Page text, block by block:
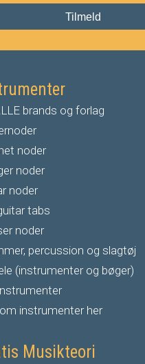
Tilmeld
brands og forlag
noder
noder
noder
tabs
noder
percussion og slagtøj
(instrumenter og bøger)
instrumenter her
Musikteori